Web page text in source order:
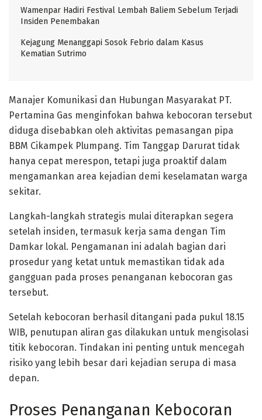
Wamenpar Hadiri Festival Lembah Baliem Sebelum Terjadi
Insiden Penembakan
Kejagung Menanggapi Sosok Febrio dalam Kasus
Kematian Sutrimo
Manajer Komunikasi dan Hubungan Masyarakat PT.
Pertamina Gas menginfokan bahwa kebocoran tersebut
diduga disebabkan oleh aktivitas pemasangan pipa
BBM Cikampek Plumpang. Tim Tanggap Darurat tidak
hanya cepat merespon, tetapi juga proaktif dalam
mengamankan area kejadian demi keselamatan warga
sekitar.
Langkah-langkah strategis mulai diterapkan segera
setelah insiden, termasuk kerja sama dengan Tim
Damkar lokal. Pengamanan ini adalah bagian dari
prosedur yang ketat untuk memastikan tidak ada
gangguan pada proses penanganan kebocoran gas
tersebut.
Setelah kebocoran berhasil ditangani pada pukul 18.15
WIB, penutupan aliran gas dilakukan untuk mengisolasi
titik kebocoran. Tindakan ini penting untuk mencegah
risiko yang lebih besar dari kejadian serupa di masa
depan.
Proses Penanganan Kebocoran